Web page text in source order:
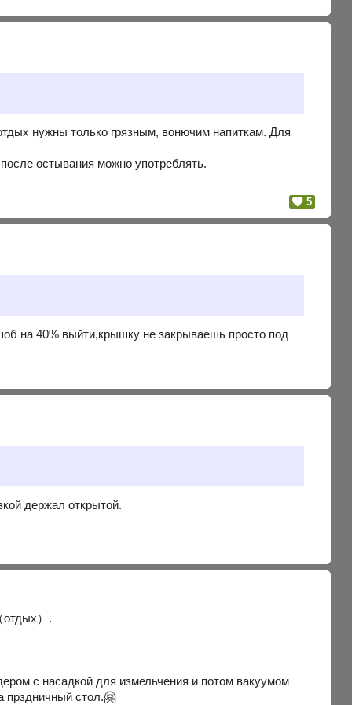
нужны только грязным, вонючим напиткам. Для
остывания можно употреблять.
5
на 40% выйти,крышку не закрываешь просто под
держал открытой.
отдых）.
с насадкой для измельчения и потом вакуумом
прздничный стол.🤗